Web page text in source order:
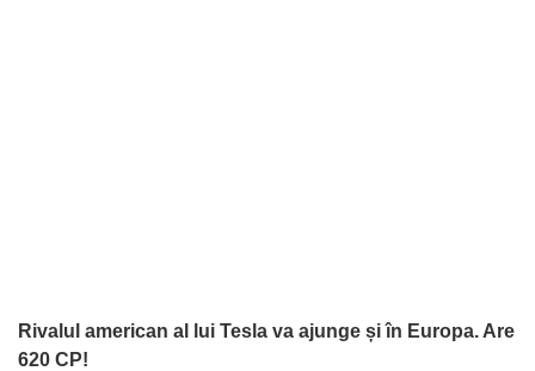
Rivalul american al lui Tesla va ajunge și în Europa. Are
620 CP!